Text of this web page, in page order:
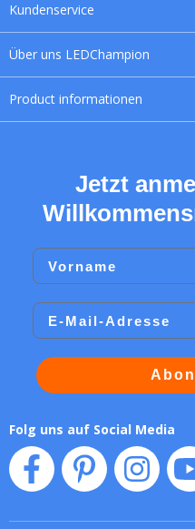
Über uns LEDChampion
Product informationen
Kundenservice
Jetzt
Vorname
Email
Folg uns auf Social Media